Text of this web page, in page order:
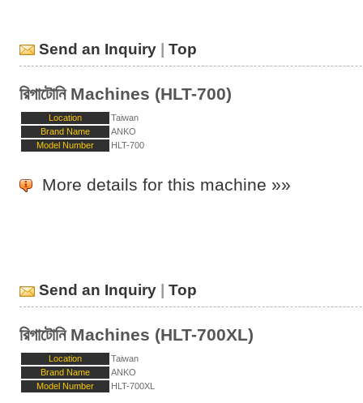
Send an Inquiry | Top
রিগাটোনি Machines (HLT-700)
Location
Taiwan
Brand Name
ANKO
Model Number
HLT-700
More details for this machine »»
Send an Inquiry | Top
রিগাটোনি Machines (HLT-700XL)
Location
Taiwan
Brand Name
ANKO
Model Number
HLT-700XL